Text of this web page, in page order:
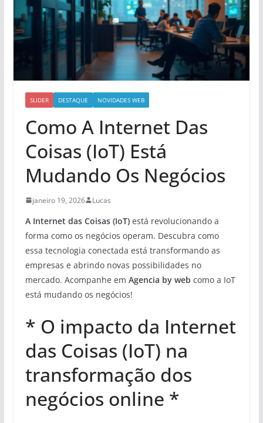
SLIDER DESTAQUE NOVIDADES WEB
Como A Internet Das
Coisas (IoT) Está
Mudando Os Negócios
janeiro 19, 2026 Lucas
A Internet das Coisas (IoT)está revolucionando a
forma como os negócios operam. Descubra como
essa tecnologia conectada está transformando as
empresas e abrindo novas possibilidades no
mercado. Acompanhe em Agencia by web como a IoT
está mudando os negócios!
* O impacto da Internet
das Coisas (IoT) na
transformação dos
negócios online *